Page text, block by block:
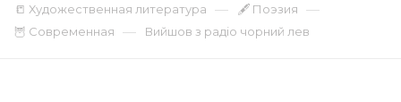
📒 Художественная литература — 🖋 Поэзия —
🦉 Современная — Вийшов з радіо чорний лев